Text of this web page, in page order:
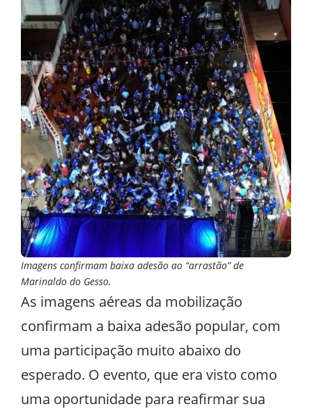
Imagens confirmam baixa adesão ao “arrastão” de
Marinaldo do Gesso.
As imagens aéreas da mobilização
confirmam a baixa adesão popular, com
uma participação muito abaixo do
esperado. O evento, que era visto como
uma oportunidade para reafirmar sua